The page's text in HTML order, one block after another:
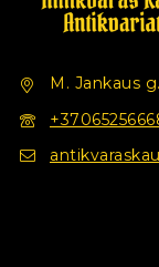
M. Jankaus